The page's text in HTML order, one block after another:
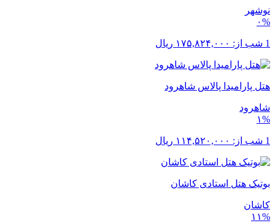
نوشهر
۰%
1 شب از: ۱۷۵,۸۲۴,۰۰۰ ریال
هتل پارامیدا پالاس شاهرود
شاهرود
۱%
1 شب از: ۱۱۴,۵۲۰,۰۰۰ ریال
بوتیک هتل استادی کاشان
کاشان
۱۱%